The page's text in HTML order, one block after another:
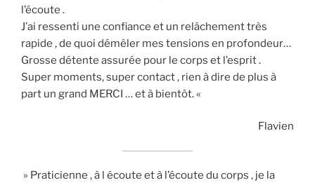
l’écoute .
J’ai ressenti une confiance et un relâchement très
rapide , de quoi démêler mes tensions en profondeur…
Grosse détente assurée pour le corps et l’esprit .
Super moments, super contact , rien à dire de plus à
part un grand MERCI … et à bientôt. «
Flavien
» Praticienne , à l écoute et à l’écoute du corps , je la